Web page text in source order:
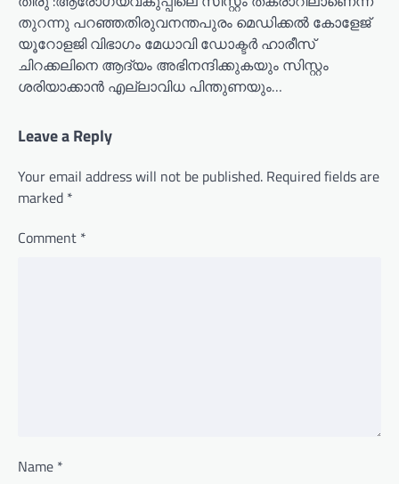
തുറന്നു പറഞ്ഞതിരുവനന്തപുരം മെഡിക്കൽ കോളേജ്
യൂറോളജി വിഭാഗം മേധാവി ഡോക്ടർ ഹാരീസ്
ചിറക്കലിനെ ആദ്യം അഭിനന്ദിക്കുകയും സിസ്റ്റം
ശരിയാക്കാൻ എല്ലാവിധ പിന്തുണയും…
Leave a Reply
Your email address will not be published. Required fields are
marked *
Comment *
Name *